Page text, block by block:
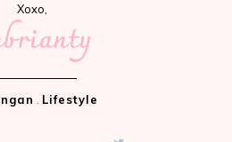
Xoxo,
. Lifestyle